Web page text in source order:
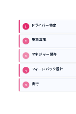
1 ドライバー特定
2 施策立案
3 マネジャー関与
4 フィードバック設計
5 実行